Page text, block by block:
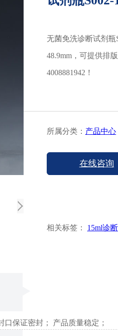
无菌免洗诊断试剂瓶
48.9mm，可提供排
4008881942！
所属分类： 产品中心
在线咨询
相关标签： 15ml诊
口保证密封； 产品质量稳定；